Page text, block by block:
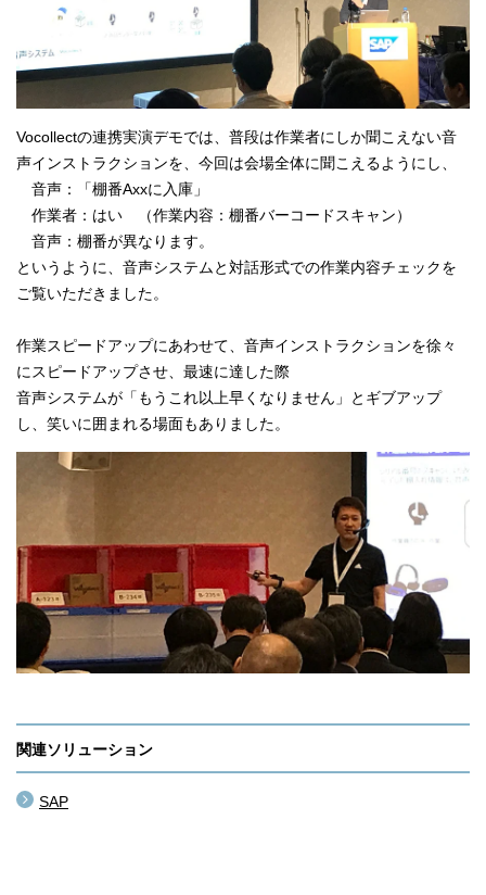
Vocollectの連携実演デモでは、普段は作業者にしか聞こえない音
声インストラクションを、今回は会場全体に聞こえるようにし、
音声：「棚番Axxに入庫」
作業者：はい （作業内容：棚番バーコードスキャン）
音声：棚番が異なります。
というように、音声システムと対話形式での作業内容チェックを
ご覧いただきました。
作業スピードアップにあわせて、音声インストラクションを徐々
にスピードアップさせ、最速に達した際
音声システムが「もうこれ以上早くなりません」とギブアップ
し、笑いに囲まれる場面もありました。
関連ソリューション
SAP